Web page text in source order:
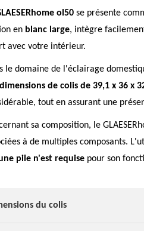
ol50 se présente
en blanc large, intègre
avec votre intérieur.
le domaine de l'éclairage
dimensions de colis de 39,1 x 36 x
tout en assurant une
sa composition, le
à de multiples composants.
pile n'est requise pour son
du colis